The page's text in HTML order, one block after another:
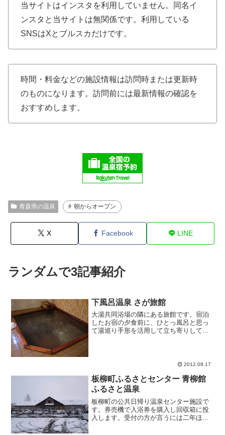
当サイトはインスタを利用していません。同名イ
ンスタと当サイトは無関係です。利用している
SNSはXとブルスカだけです。
時間・料金などの施設情報は訪問時または更新時
のものになります。訪問前には最新情報の確認を
おすすめします。
青森県の温泉 朝からオープン
X Facebook LINE
ランダムで3記事紹介
下風呂温泉 さが旅館
大湯共同浴場の隣にある旅館です。宿泊
したお宿の夕食前に、ひとっ風呂と思っ
て湯巡り手形を活用して立ち寄りしてみ
2012.08.17
板柳町ふるさとセンター 青柳館
ふるさと温泉
板柳町の公共日帰り温泉センター施設で
す。券売機で入浴券を購入し回収箱に投
入します。受付の方が言うには二年ほど